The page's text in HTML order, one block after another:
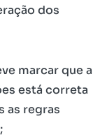
dos
marcar que a
está correta
as regras